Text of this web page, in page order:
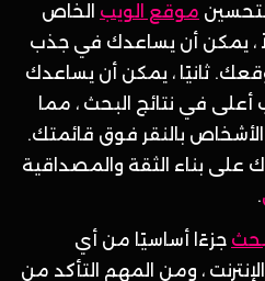
موقع الويب الخاص
، يمكن أن يساعدك في جذب
ثانيًا ، يمكن أن يساعدك
في نتائج البحث ، مما
الأشخاص بالنقر فوق قائمتك.
على بناء الثقة والمصداقية
.
جزءًا أساسيًا من أي
، ومن المهم التأكد من